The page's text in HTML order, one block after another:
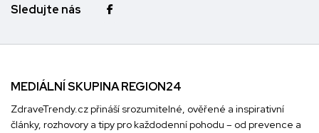
Sledujte nás
MEDIÁLNÍ SKUPINA REGION24
ZdraveTrendy.cz přináší srozumitelné, ověřené a inspirativní
články, rozhovory a tipy pro každodenní pohodu – od prevence a